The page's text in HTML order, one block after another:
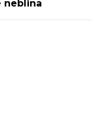
neblina